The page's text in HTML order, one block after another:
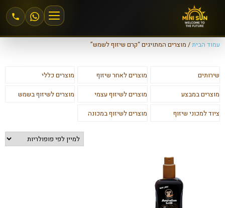
אזור אישי
מחירים וחבילות
עמוד הבית/ מוצרים המתויגים “קרם שיזוף לשמש”
שירותים מוצרים לאחר שיזוף
מוצרים כללי
מוצרים במבצע
מוצרים לשיזוף עצמי
מוצרים לשיזוף בשמש
ציוד למכוני שיזוף
מוצרים לשיזוף במכונה